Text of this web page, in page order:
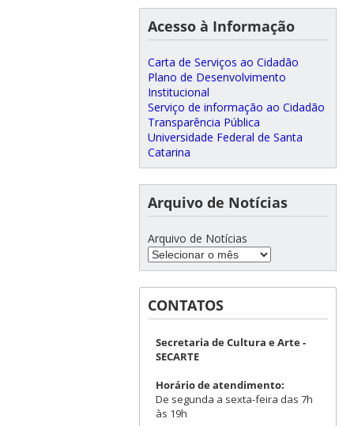
Acesso à Informação
Carta de Serviços ao Cidadão
Plano de Desenvolvimento
Institucional
Serviço de informação ao Cidadão
Transparência Pública
Universidade Federal de Santa
Catarina
Arquivo de Notícias
Arquivo de Notícias
CONTATOS
Secretaria de Cultura e Arte -
SECARTE
Horário de atendimento:
De segunda a sexta-feira das 7h
às 19h